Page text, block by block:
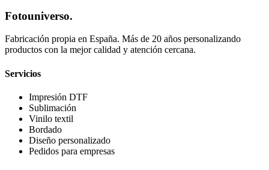
Fotouniverso.
Fabricación propia en España. Más de 20 años personalizando
productos con la mejor calidad y atención cercana.
Servicios
Impresión DTF
Sublimación
Vinilo textil
Bordado
Diseño personalizado
Pedidos para empresas